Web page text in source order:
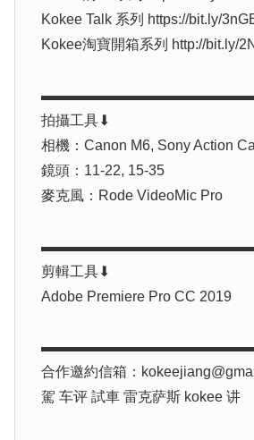
Kokee Talk 系列 https://bit.ly/
Kokee淘寶開箱系列 http://bit.ly/
拍攝工具⬇
相機：Canon M6, Sony Action
鏡頭：11-22, 15-35
麥克風：Rode VideoMic Pro
剪輯工具⬇
Adobe Premiere Pro CC 2019
合作邀約信箱：
駕 车评 試車 雷克萨斯 kokee 讲